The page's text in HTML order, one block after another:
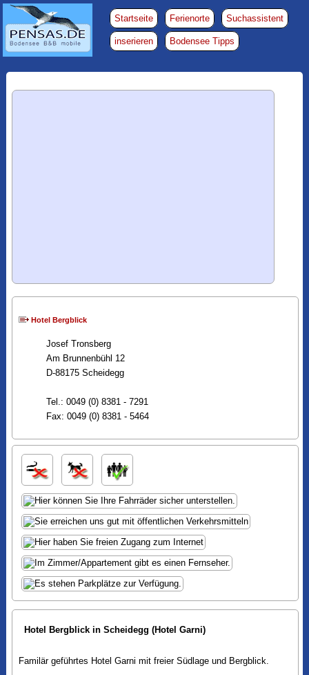
Startseite Ferienorte Suchassistent
inserieren Bodensee Tipps
Hotel Bergblick
Josef Tronsberg
Am Brunnenbühl 12
D-88175 Scheidegg
Tel.: 0049 (0) 8381 - 7291
Fax: 0049 (0) 8381 - 5464
Hotel Bergblick in Scheidegg (Hotel Garni)
Familär geführtes Hotel Garni mit freier Südlage und Bergblick.